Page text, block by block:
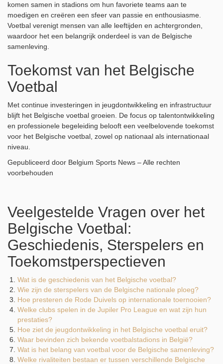
komen samen in stadions om hun favoriete teams aan te
moedigen en creëren een sfeer van passie en enthousiasme.
Voetbal verenigt mensen van alle leeftijden en achtergronden,
waardoor het een belangrijk onderdeel is van de Belgische
samenleving.
Toekomst van het Belgische
Voetbal
Met continue investeringen in jeugdontwikkeling en infrastructuur
blijft het Belgische voetbal groeien. De focus op talentontwikkeling
en professionele begeleiding belooft een veelbelovende toekomst
voor het Belgische voetbal, zowel op nationaal als internationaal
niveau.
Gepubliceerd door Belgium Sports News – Alle rechten
voorbehouden
Veelgestelde Vragen over het
Belgische Voetbal:
Geschiedenis, Sterspelers en
Toekomstperspectieven
Wat is de geschiedenis van het Belgische voetbal?
Wie zijn de sterspelers van de Belgische nationale ploeg?
Hoe presteren de Rode Duivels op internationale toernooien?
Welke clubs spelen in de Jupiler Pro League en wat zijn hun
prestaties?
Hoe ziet de jeugdontwikkeling in het Belgische voetbal eruit?
Waar bevinden zich bekende voetbalstadions in België?
Wat is het belang van voetbal voor de Belgische samenleving?
Welke rivaliteiten bestaan er tussen verschillende Belgische